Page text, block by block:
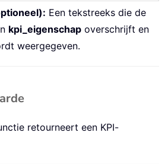
Een tekstreeks die de
kpi_eigenschap overschrijft en
weergegeven.
retourneert een KPI-